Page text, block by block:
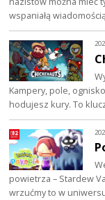
wspaniałą
Kampery, pole,
hodujesz kury. To
powietrza – Stardew
wrzućmy to w